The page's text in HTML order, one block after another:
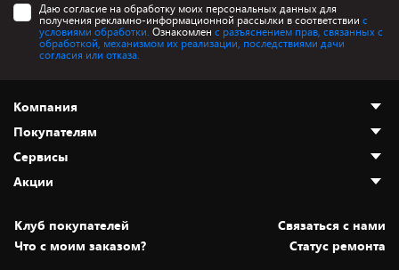
Даю согласие на обработку моих персональных данных для
получения рекламно-информационной рассылки в соответствии с
условиями обработки. Ознакомлен с разъяснением прав, связанных с
обработкой, механизмом их реализации, последствиями дачи
согласия или отказа.
Компания
О нас
Адреса магазинов
Новости
Статьи и обзоры
Вакансии
Покупателям
Как сделать заказ
Оплата и доставка
Безналичный расчёт
Обмен и возврат товара
Сервисы
Установка техники
Для игровых консолей
Акции
Скидки и промокоды
Белорусские товары
Клуб покупателей
Cвязаться с нами
Что с моим заказом?
Статус ремонта